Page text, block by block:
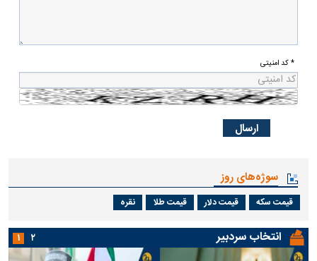
* کد امنیتی
سوژه‌های روز
قیمت سکه قیمت دلار قیمت طلا نقره
انتخاب سردبیر ۱ ۲